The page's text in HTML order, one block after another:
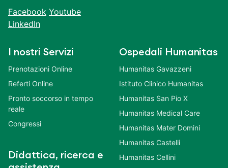
Facebook Youtube
LinkedIn
I nostri Servizi
Prenotazioni Online
Referti Online
Pronto soccorso in tempo
reale
Congressi
Didattica, ricerca e
Ospedali Humanitas
Humanitas Gavazzeni
Istituto Clinico Humanitas
Humanitas San Pio X
Humanitas Medical Care
Humanitas Mater Domini
Humanitas Castelli
Humanitas Cellini